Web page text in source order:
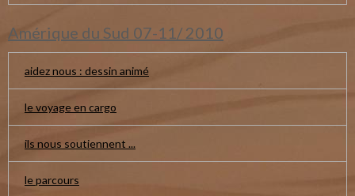
Amérique du Sud 07-11/ 2010
aidez nous : dessin animé
le voyage en cargo
ils nous soutiennent ...
le parcours